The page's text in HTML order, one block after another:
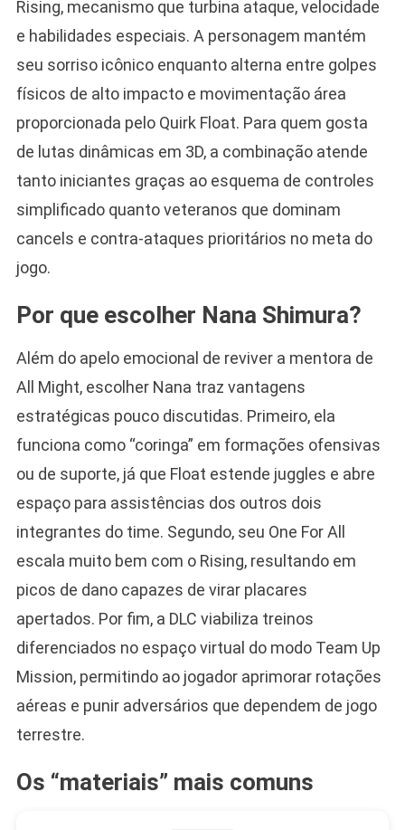
Rising, mecanismo que turbina ataque, velocidade
e habilidades especiais. A personagem mantém
seu sorriso icônico enquanto alterna entre golpes
físicos de alto impacto e movimentação área
proporcionada pelo Quirk Float. Para quem gosta
de lutas dinâmicas em 3D, a combinação atende
tanto iniciantes graças ao esquema de controles
simplificado quanto veteranos que dominam
cancels e contra-ataques prioritários no meta do
jogo.
Por que escolher Nana Shimura?
Além do apelo emocional de reviver a mentora de
All Might, escolher Nana traz vantagens
estratégicas pouco discutidas. Primeiro, ela
funciona como “coringa” em formações ofensivas
ou de suporte, já que Float estende juggles e abre
espaço para assistências dos outros dois
integrantes do time. Segundo, seu One For All
escala muito bem com o Rising, resultando em
picos de dano capazes de virar placares
apertados. Por fim, a DLC viabiliza treinos
diferenciados no espaço virtual do modo Team Up
Mission, permitindo ao jogador aprimorar rotações
aéreas e punir adversários que dependem de jogo
terrestre.
Os “materiais” mais comuns